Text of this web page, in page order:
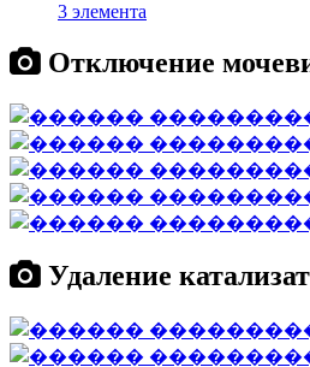
3 элемента
Отключение
Удаление